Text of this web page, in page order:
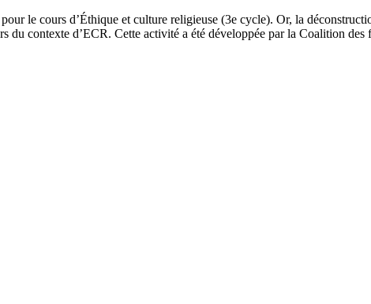
le cours d’Éthique et culture religieuse (3e cycle). Or, la
du contexte d’ECR. Cette activité a été développée par la Coalition